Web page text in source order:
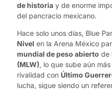
de historia y de enorme
del pancracio mexicano.
Hace solo unos días, Blue
Nivel en la Arena México
mundial de peso abierto de
(MLW), lo que sube aún
rivalidad con Último
lucha, sigue siendo un